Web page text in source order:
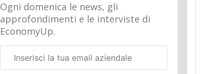
Ogni domenica le news, gli
approfondimenti e le interviste di
EconomyUp.
aziendale